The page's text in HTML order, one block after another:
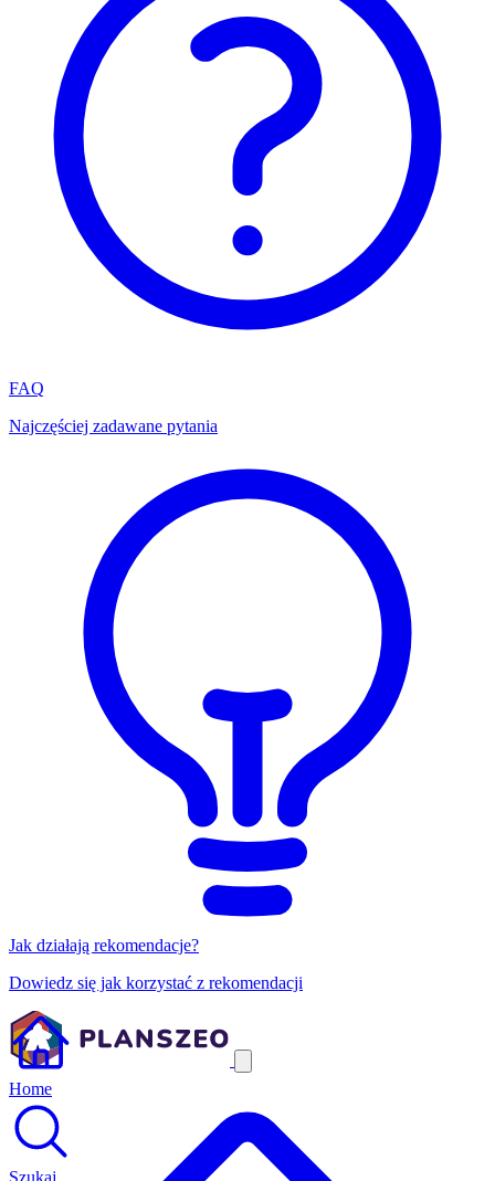
FAQ
Najczęściej zadawane pytania
Jak działają rekomendacje?
Dowiedz się jak korzystać z rekomendacji
Home
Szukaj